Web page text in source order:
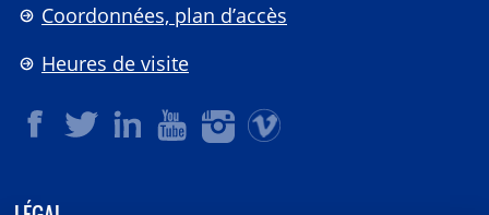
Coordonnées, plan d’accès
Heures de visite